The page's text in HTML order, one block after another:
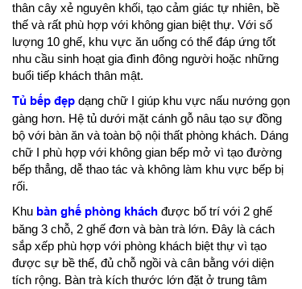
thân cây xẻ nguyên khối, tạo cảm giác tự nhiên, bề
thế và rất phù hợp với không gian biệt thự. Với số
lượng 10 ghế, khu vực ăn uống có thể đáp ứng tốt
nhu cầu sinh hoạt gia đình đông người hoặc những
buổi tiếp khách thân mật.
Tủ bếp đẹp dạng chữ I giúp khu vực nấu nướng gọn
gàng hơn. Hệ tủ dưới mặt cánh gỗ nâu tạo sự đồng
bộ với bàn ăn và toàn bộ nội thất phòng khách. Dáng
chữ I phù hợp với không gian bếp mở vì tạo đường
bếp thẳng, dễ thao tác và không làm khu vực bếp bị
rối.
Khu bàn ghế phòng khách được bố trí với 2 ghế
băng 3 chỗ, 2 ghế đơn và bàn trà lớn. Đây là cách
sắp xếp phù hợp với phòng khách biệt thự vì tạo
được sự bề thế, đủ chỗ ngồi và cân bằng với diện
tích rộng. Bàn trà kích thước lớn đặt ở trung tâm